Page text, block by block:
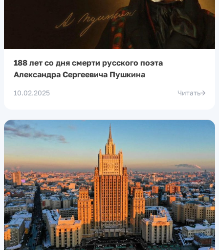
188 лет со дня смерти русского поэта
Александра Сергеевича Пушкина
10.02.2025 Читать